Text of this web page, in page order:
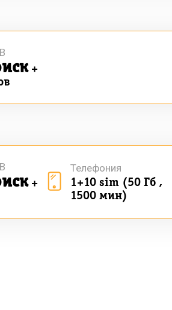
+
+
1+10 sim (50 Гб ,
1500 мин)
Телефония